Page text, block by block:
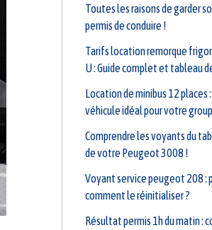
Toutes les raisons de garder
permis de conduire !
Tarifs location remorque
U : Guide complet et tableau
Location de minibus 12 places
véhicule idéal pour votre
Comprendre les voyants du
de votre Peugeot 3008 !
Voyant service peugeot 208 :
comment le réinitialiser ?
Résultat permis 1h du matin :